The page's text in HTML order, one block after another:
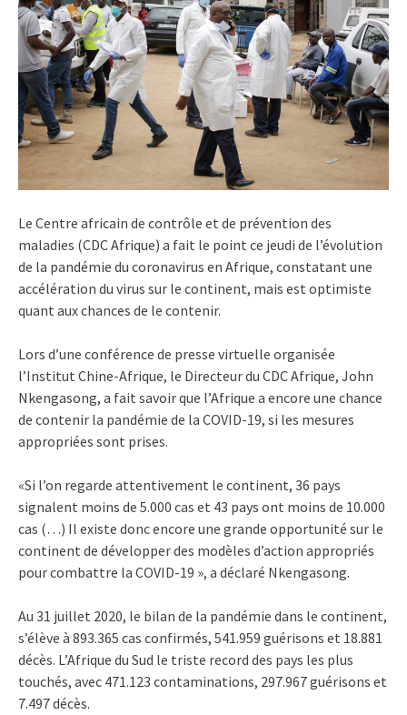
Le Centre africain de contrôle et de prévention des
maladies (CDC Afrique) a fait le point ce jeudi de l’évolution
de la pandémie du coronavirus en Afrique, constatant une
accélération du virus sur le continent, mais est optimiste
quant aux chances de le contenir.
Lors d’une conférence de presse virtuelle organisée
l’Institut Chine-Afrique, le Directeur du CDC Afrique, John
Nkengasong, a fait savoir que l’Afrique a encore une chance
de contenir la pandémie de la COVID-19, si les mesures
appropriées sont prises.
«Si l’on regarde attentivement le continent, 36 pays
signalent moins de 5.000 cas et 43 pays ont moins de 10.000
cas (…) Il existe donc encore une grande opportunité sur le
continent de développer des modèles d’action appropriés
pour combattre la COVID-19 », a déclaré Nkengasong.
Au 31 juillet 2020, le bilan de la pandémie dans le continent,
s’élève à 893.365 cas confirmés, 541.959 guérisons et 18.881
décès. L’Afrique du Sud le triste record des pays les plus
touchés, avec 471.123 contaminations, 297.967 guérisons et
7.497 décès.